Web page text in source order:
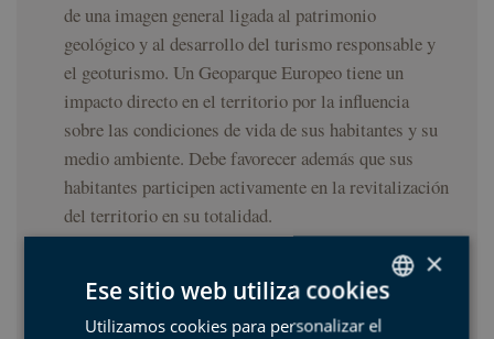
de una imagen general ligada al patrimonio
geológico y al desarrollo del turismo responsable y
el geoturismo. Un Geoparque Europeo tiene un
impacto directo en el territorio por la influencia
sobre las condiciones de vida de sus habitantes y su
medio ambiente. Debe favorecer además que sus
habitantes participen activamente en la revitalización
del territorio en su totalidad.
Un Geoparque Europeo desarrolla, experimenta y
mejora los métodos para preservar el patrimonio
geológico.
SPANISH
×
Ese sitio web utiliza cookies
Utilizamos cookies para personalizar el